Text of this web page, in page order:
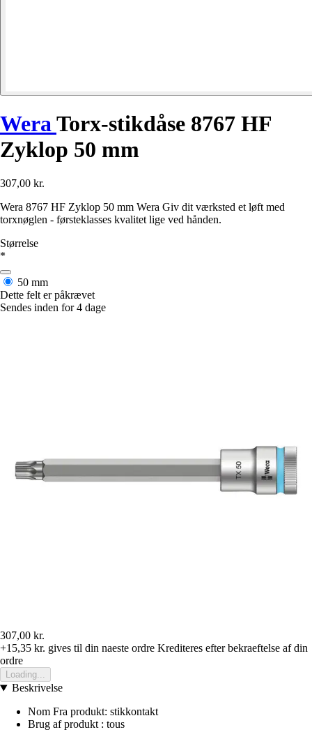
Wera Torx-stikdåse 8767 HF
Zyklop 50 mm
307,00 kr.
Wera 8767 HF Zyklop 50 mm Wera Giv dit værksted et løft med
torxnøglen - førsteklasses kvalitet lige ved hånden.
Størrelse
*
50 mm
Dette felt er påkrævet
Sendes inden for 4 dage
307,00 kr.
+15,35 kr. gives til din naeste ordre Krediteres efter bekraeftelse af din
ordre
Loading...
Beskrivelse
Nom Fra produkt: stikkontakt
Brug af produkt : tous